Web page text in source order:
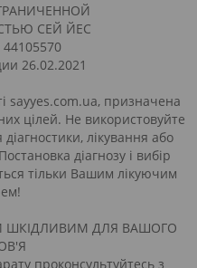
СЕЙ ЙЕС
26.02.2021
sayyes.com.ua, призначена
цілей. Не використовуйте
лікування або
діагнозу і вибір
тільки Вашим лікуючим
ШКІДЛИВИМ ДЛЯ ВАШОГО
проконсультуйтесь з